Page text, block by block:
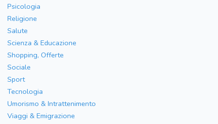
Psicologia
Religione
Salute
Scienza & Educazione
Shopping, Offerte
Sociale
Sport
Tecnologia
Umorismo & Intrattenimento
Viaggi & Emigrazione